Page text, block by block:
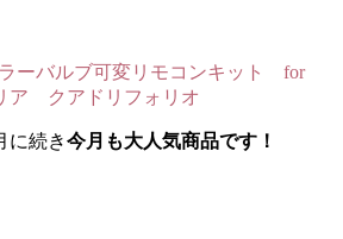
ーバルブ可変リモコンキット for
ア クアドリフォリオ
続き今月も大人気商品です！